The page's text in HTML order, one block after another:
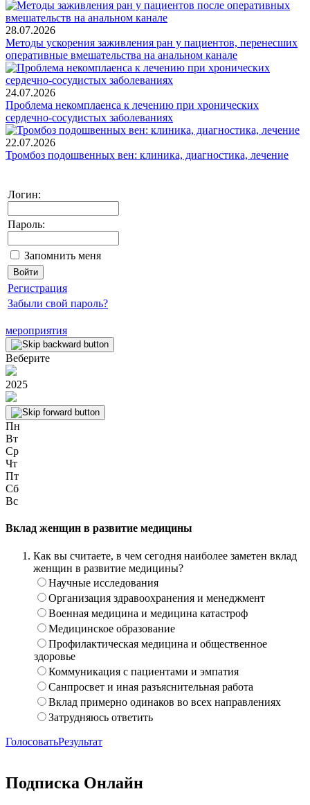
28.07.2026
Методы ускорения заживления ран у пациентов, перенесших
оперативные вмешательства на анальном канале
24.07.2026
Проблема некомплаенса к лечению при хронических
сердечно-сосудистых заболеваниях
22.07.2026
Тромбоз подошвенных вен: клиника, диагностика, лечение
Логин:
Пароль:
Запомнить меня
Регистрация
Забыли свой пароль?
мероприятия
Веберите
2025
Пн
Вт
Ср
Чт
Пт
Сб
Вс
Вклад женщин в развитие медицины
Как вы считаете, в чем сегодня наиболее заметен вклад
женщин в развитие медицины?
Научные исследования
Организация здравоохранения и менеджмент
Военная медицина и медицина катастроф
Медицинское образование
Профилактическая медицина и общественное
здоровье
Коммуникация с пациентами и эмпатия
Санпросвет и иная разъяснительная работа
Вклад примерно одинаков во всех направлениях
Затрудняюсь ответить
ГолосоватьРезультат
Подписка Онлайн